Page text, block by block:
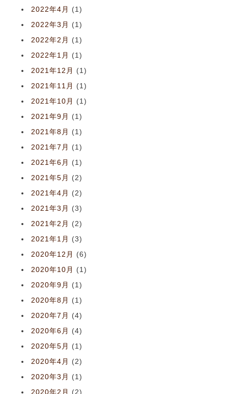
2022年4月
(1)
2022年3月
(1)
2022年2月
(1)
2022年1月
(1)
2021年12月
(1)
2021年11月
(1)
2021年10月
(1)
2021年9月
(1)
2021年8月
(1)
2021年7月
(1)
2021年6月
(1)
2021年5月
(2)
2021年4月
(2)
2021年3月
(3)
2021年2月
(2)
2021年1月
(3)
2020年12月
(6)
2020年10月
(1)
2020年9月
(1)
2020年8月
(1)
2020年7月
(4)
2020年6月
(4)
2020年5月
(1)
2020年4月
(2)
2020年3月
(1)
2020年2月
(2)